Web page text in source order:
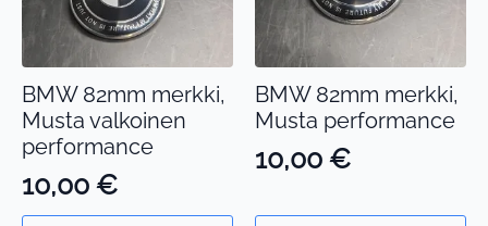
BMW 82mm merkki,
Musta valkoinen
performance
10,00 €
BMW 82mm merkki,
Musta performance
10,00 €